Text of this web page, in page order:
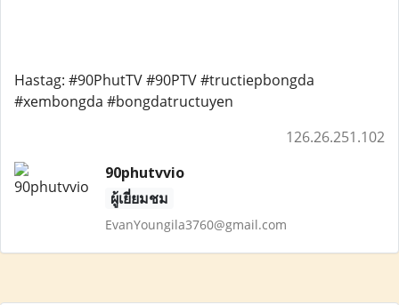
Hastag: #90PhutTV #90PTV #tructiepbongda
#xembongda #bongdatructuyen
126.26.251.102
90phutvvio
ผู้เยี่ยมชม
EvanYoungila3760@gmail.com